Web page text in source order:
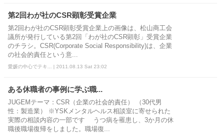
第2回わが社のCSR顕彰受賞企業
第2回わが社のCSR顕彰受賞企業上の画像は、松山商工会
議所が発行している第2回「わが社のCSR顕彰」受賞企業
のチラシ。CSR(Corporate Social Responsibility)は、企業
の社会的責任という意...
愛媛の中心でテキ... | 2011.08.13 Sat 23:02
ある休職者の事例に学ぶ職...
JUGEMテーマ：CSR（企業の社会的責任） （30代男
性：製造業） ※YSKメンタルヘルス相談室に寄せられた
実際の相談内容の一部です うつ病を罹患し、3か月の休
職後職場復帰をしました。職場復...